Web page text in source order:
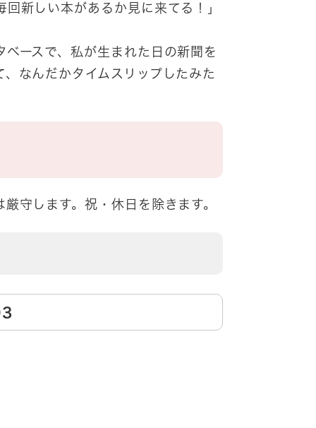
新しい本があるか見に来てる！」
ースで、私が生まれた日の新聞を
なんだかタイムスリップしたみた
守します。祝・休日を除きます。